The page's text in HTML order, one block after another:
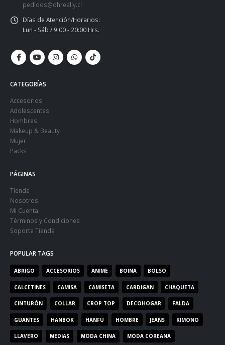
pedidos@ohreally.cl
Días de Atención/Horarios:
Lun - Sáb / 9:00 - 20:00 Hrs.
CATEGORÍAS
Accesorios
Adolescentes
Hombres
Makeup & Beauty
Mujer
Packs
PÁGINAS
Tienda
Nosotros
Mi Cuenta
Términos y Condiciones
Soporte Tienda
POPULAR TAGS
ABRIGO ACCESORIOS ANIME BOINA BOLSO
CALCETINES CAMISA CAMISETA CARDIGAN CHAQUETA
CINTURÓN COLLAR CROP TOP DECOHOGAR FALDA
GUANTES HANBOK HANFU HOMBRE JEANS KIMONO
LLAVERO MEDIAS MODA CHINA MODA COREANA